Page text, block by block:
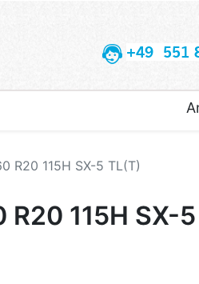
+49 551
R20 115H SX-5 TL(T)
115H SX-5